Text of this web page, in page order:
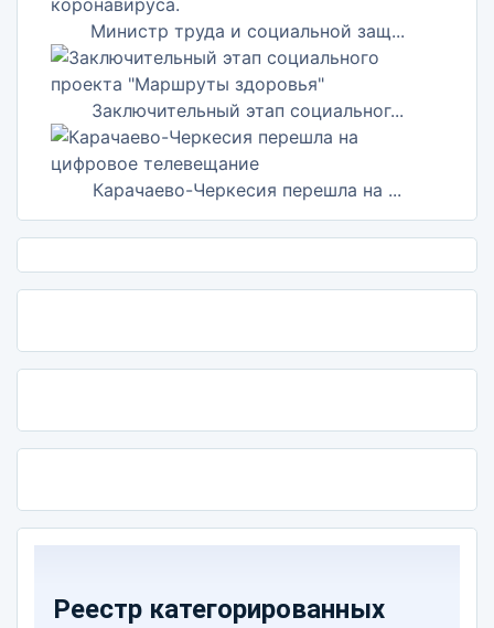
Министр труда и социальной защ...
Заключительный этап социальног...
Карачаево-Черкесия перешла на ...